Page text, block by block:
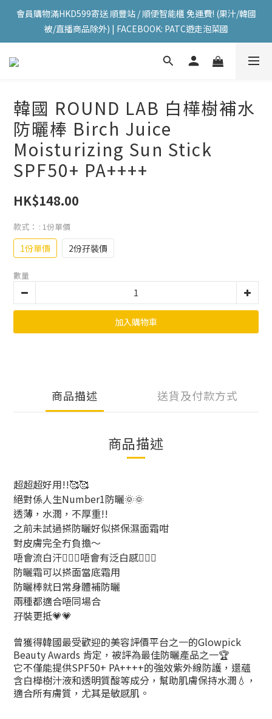
會員購物滿HKD599寄送 順豐站 / 順便智能櫃 免運費! (果汁/韓國
被/直播商品除外) | FACEBOOK: PATC遊走泡菜國
會員購物滿HKD599寄送 順豐站 / 順便智能櫃 免運費! (果汁/韓國
被/直播商品除外) | FACEBOOK: PATC遊走泡菜國
每星期韓國直送香港 🇰🇷🛫🇭🇰  | 即加IG留意最新優惠! ID:
會員購物滿HKD599寄送 順豐站 / 順便智能櫃 免運費! (果汁/韓國
被/直播商品除外) | FACEBOOK: PATC遊走泡菜國
韓國 ROUND LAB 白樺樹補水
防曬棒 Birch Juice
Moisturizing Sun Stick
SPF50+ PA++++
HK$148.00
款式： : 1份單價
1份單價 2份孖裝價
數量
加入購物車
商品描述 送貨及付款方式
商品描述
超超超好用!!🥰🥰
絕對係人生Number1防曬🌞🌞
透薄，水潤，不厚重!!
之前未試過搽防曬好似搽保濕面霜咁
對皮膚完全冇負擔～
唔會流白汗🙅🏻‍♀️唔會有泛白感🙅🏻‍♀️
防曬霜可以搽面當底霜用
防曬棒就日常身體補防曬
兩種都適合唔同場合
孖裝更抵💗💗
曾獲得韓國最受歡迎的美容評價平台之一的Glowpick
Beauty Awards 肯定，被評為最佳防曬產品之一🏆
它不僅能提供SPF50+ PA++++的強效紫外線防護，還蘊
含白樺樹汁液和透明質酸等成分，幫助肌膚保持水潤💧，
適合所有膚質，尤其是敏感肌。